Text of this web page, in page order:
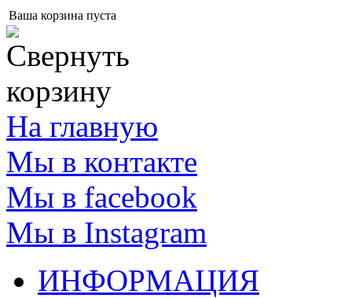
Ваша корзина пуста
На главную
Мы в контакте
Мы в facebook
Мы в Instagram
ИНФОРМАЦИЯ